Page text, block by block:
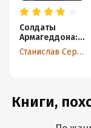
Солдаты
Армагеддона:
Призрак
Родины
Станислав Сергеев
Книги,